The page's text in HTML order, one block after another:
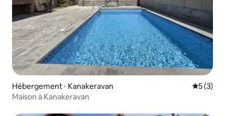
Hébergement ⋅ Kanakeravan
5 (3)
Maison à Kanakeravan